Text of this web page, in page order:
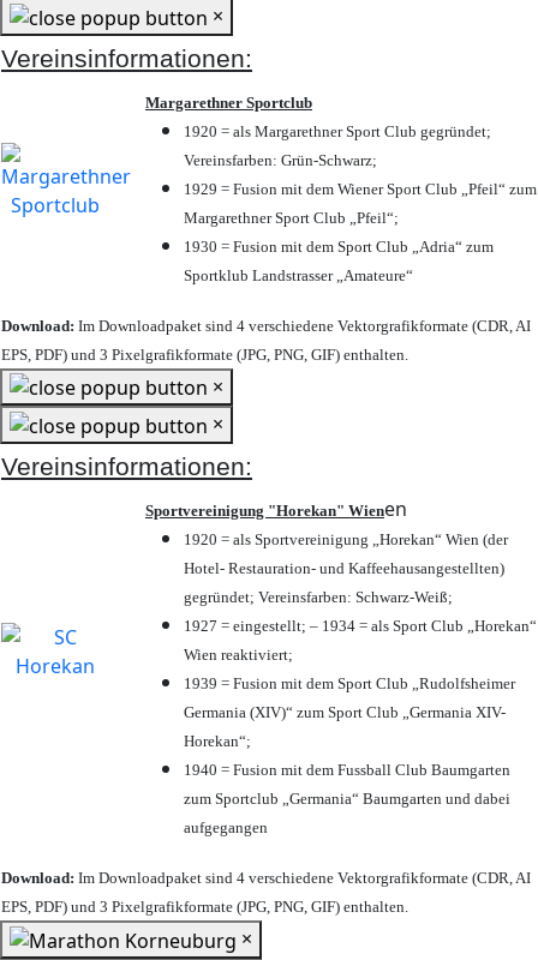
×
Vereinsinformationen:
Margarethner Sportclub
1920 = als Margarethner Sport Club gegründet;
Vereinsfarben: Grün-Schwarz;
1929 = Fusion mit dem Wiener Sport Club „Pfeil“ zum
Margarethner Sport Club „Pfeil“;
1930 = Fusion mit dem Sport Club „Adria“ zum
Sportklub Landstrasser „Amateure“
Download: Im Downloadpaket sind 4 verschiedene Vektorgrafikformate (CDR, AI
EPS, PDF) und 3 Pixelgrafikformate (JPG, PNG, GIF) enthalten.
×
×
Vereinsinformationen:
Sportvereinigung "Horekan" Wienen
1920 = als Sportvereinigung „Horekan“ Wien (der
Hotel- Restauration- und Kaffeehausangestellten)
gegründet; Vereinsfarben: Schwarz-Weiß;
1927 = eingestellt; – 1934 = als Sport Club „Horekan“
Wien reaktiviert;
1939 = Fusion mit dem Sport Club „Rudolfsheimer
Germania (XIV)“ zum Sport Club „Germania XIV-
Horekan“;
1940 = Fusion mit dem Fussball Club Baumgarten
zum Sportclub „Germania“ Baumgarten und dabei
aufgegangen
Download: Im Downloadpaket sind 4 verschiedene Vektorgrafikformate (CDR, AI
EPS, PDF) und 3 Pixelgrafikformate (JPG, PNG, GIF) enthalten.
×